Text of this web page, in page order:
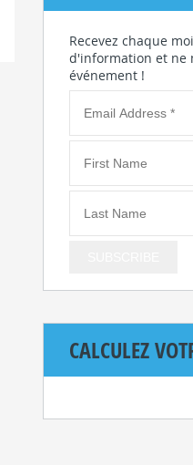
Recevez chaque
d'information et ne
événement !
CALCULEZ